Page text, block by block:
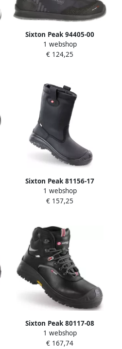
Sixton Peak 94405-00
Auckland Hoog S3 ESD SRC |
Zwart | 00.091.121.38
1 webshop
€ 124,25
Sixton Peak 81156-17
Montana Hdry Hoog S3
(Wol) Laars | 17 Zwart |
1 webshop
€ 157,25
Sixton Peak 80117-08
Eldorado Hoog S3 Hdry | 08
Zwart | 11.091.015.44
1 webshop
€ 167,74